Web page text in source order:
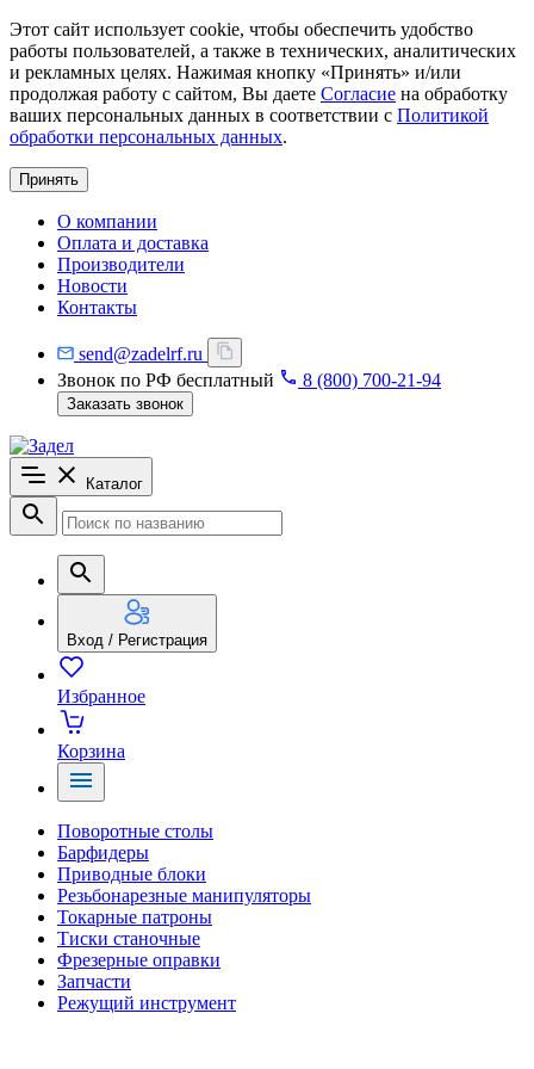
Этот сайт использует cookie, чтобы обеспечить удобство
работы пользователей, а также в технических, аналитических
и рекламных целях. Нажимая кнопку «Принять» и/или
продолжая работу с сайтом, Вы даете Согласие на обработку
ваших персональных данных в соответствии с Политикой
обработки персональных данных.
Принять
О компании
Оплата и доставка
Производители
Новости
Контакты
send@zadelrf.ru
Звонок по РФ бесплатный
8 (800) 700-21-94
Заказать звонок
Каталог
Вход / Регистрация
Избранное
Корзина
Поворотные столы
Барфидеры
Приводные блоки
Резьбонарезные манипуляторы
Токарные патроны
Тиски станочные
Фрезерные оправки
Запчасти
Режущий инструмент